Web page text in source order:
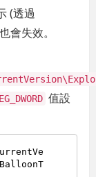
(透過
會失效。
值設